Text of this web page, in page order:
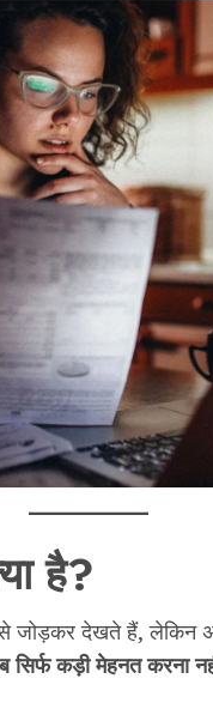
है?
से जोड़कर देखते हैं,
कड़ी मेहनत करना